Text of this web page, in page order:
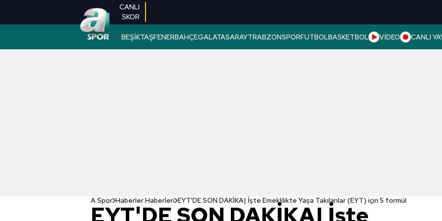
CANLI
SKOR
BEŞİKTAŞFENERBAHÇEGALATASARAYTRABZONSPORFUTBOLBASKETBOL VİDEO CANLI
A Spor Haberler Haberleri EYT'DE SON DAKİKA| İşte Emeklilikte Yaşa Takılanlar (EYT) için 5 formül
EYT'DE SON DAKİKA| İşte